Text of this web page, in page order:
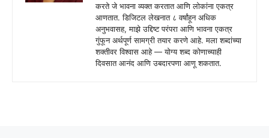
करते जे भावना व्यक्त करतात आणि लोकांना एकत्र
आणतात. डिजिटल लेखनात ८ वर्षांहून अधिक
अनुभवासह, माझे उद्दिष्ट परंपरा आणि भावना एकत्र
गुंफून अर्थपूर्ण सामग्री तयार करणे आहे. मला शब्दांच्या
शक्तीवर विश्वास आहे — योग्य शब्द कोणाच्याही
दिवसात आनंद आणि उबदारपणा आणू शकतात.